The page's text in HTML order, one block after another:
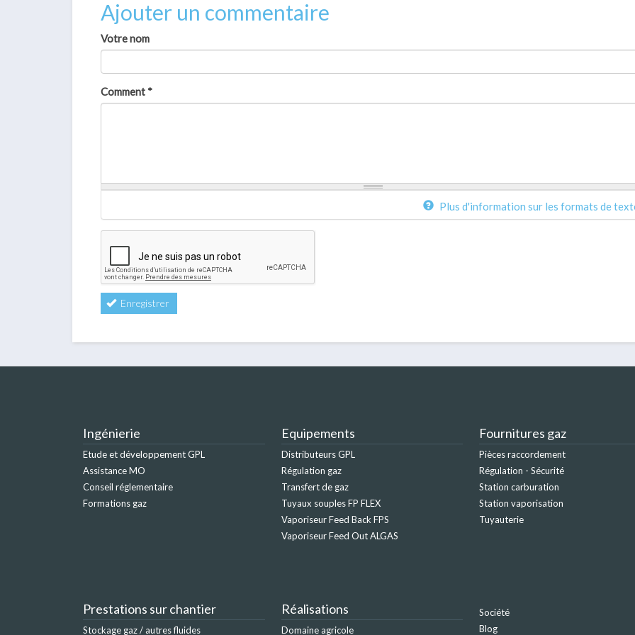
Ajouter un commentaire
Votre nom
Comment *
Plus d'information sur les formats de
Enregistrer
Ingénierie
Etude et développement GPL
Assistance MO
Conseil réglementaire
Formations gaz
Equipements
Distributeurs GPL
Régulation gaz
Transfert de gaz
Tuyaux souples FP FLEX
Vaporiseur Feed Back FPS
Vaporiseur Feed Out ALGAS
Fournitures gaz
Pièces raccordement
Régulation - Sécurité
Station carburation
Station vaporisation
Tuyauterie
Prestations sur chantier
Stockage gaz / autres fluides
Réalisations
Domaine agricole
Société
Blog